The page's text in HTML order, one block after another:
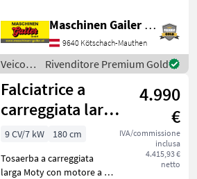
falciatrice bilama con
larghezza 235 cm. La
macchina è stata
revisionata completame
Maschinen Gailer GmbH
9640 Kötschach-Mauthen
Veicoli
agricoli
a
motore
/
Brielmaier
Rivenditore Premium Gold
Falciatrice a
carreggiata larga
Moty 180
4.990
€
IVA/commissione
inclusa
4.415,93 €
netto
9 CV/7 kW
180 cm
Tosaerba a carreggiata
larga Moty con motore a 4